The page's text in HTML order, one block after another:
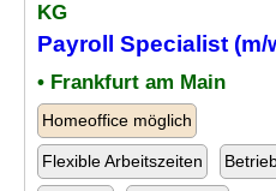
KG
Payroll Specialist (m/
• Frankfurt am Main
Homeoffice möglich
Flexible Arbeitszeiten